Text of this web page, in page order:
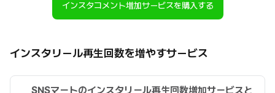
インスタコメント増加サービスを購入する
インスタリール再生回数を増やすサービス
SNSマートのインスタリール再生回数増加サービスと